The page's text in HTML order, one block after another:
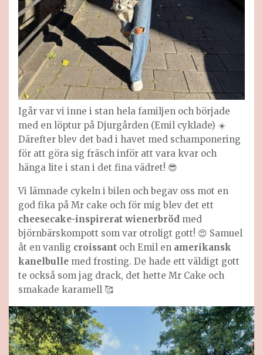
Igår var vi inne i stan hela familjen och började
med en löptur på Djurgården (Emil cyklade) ☀️
Därefter blev det bad i havet med schamponering
för att göra sig fräsch inför att vara kvar och
hänga lite i stan i det fina vädret! 😎
Vi lämnade cykeln i bilen och begav oss mot en
god fika på Mr cake och för mig blev det ett
cheesecake-inspirerat wienerbröd med
björnbärskompott som var otroligt gott! 😍 Samuel
åt en vanlig croissant och Emil en amerikansk
kanelbulle med frosting. De hade ett väldigt gott
te också som jag drack, det hette Mr Cake och
smakade karamell 🥰